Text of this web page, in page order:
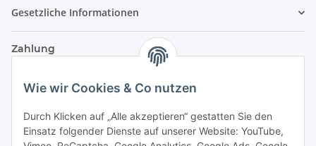
Wie wir Cookies & Co nutzen
Durch Klicken auf „Alle akzeptieren“ gestatten Sie den
Einsatz folgender Dienste auf unserer Website: YouTube,
Gesetzliche Informationen
Zahlung